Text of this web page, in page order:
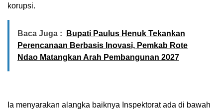
korupsi.
Baca Juga :
Bupati Paulus Henuk Tekankan
Perencanaan Berbasis Inovasi, Pemkab Rote
Ndao Matangkan Arah Pembangunan 2027
Ia menyarakan alangka baiknya Inspektorat ada di bawah